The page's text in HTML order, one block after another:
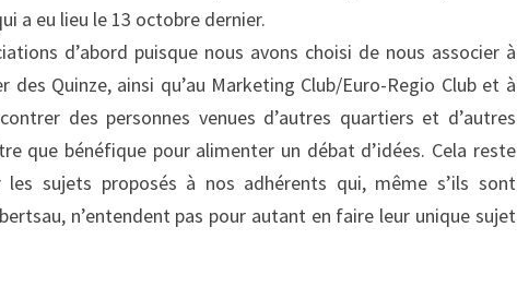
a eu lieu le 13 octobre dernier.
d’abord puisque nous avons choisi de nous associer à
des Quinze, ainsi qu’au Marketing Club/Euro-Regio Club et à
des personnes venues d’autres quartiers et d’autres
que bénéfique pour alimenter un débat d’idées. Cela reste
sujets proposés à nos adhérents qui, même s’ils sont
n’entendent pas pour autant en faire leur unique sujet